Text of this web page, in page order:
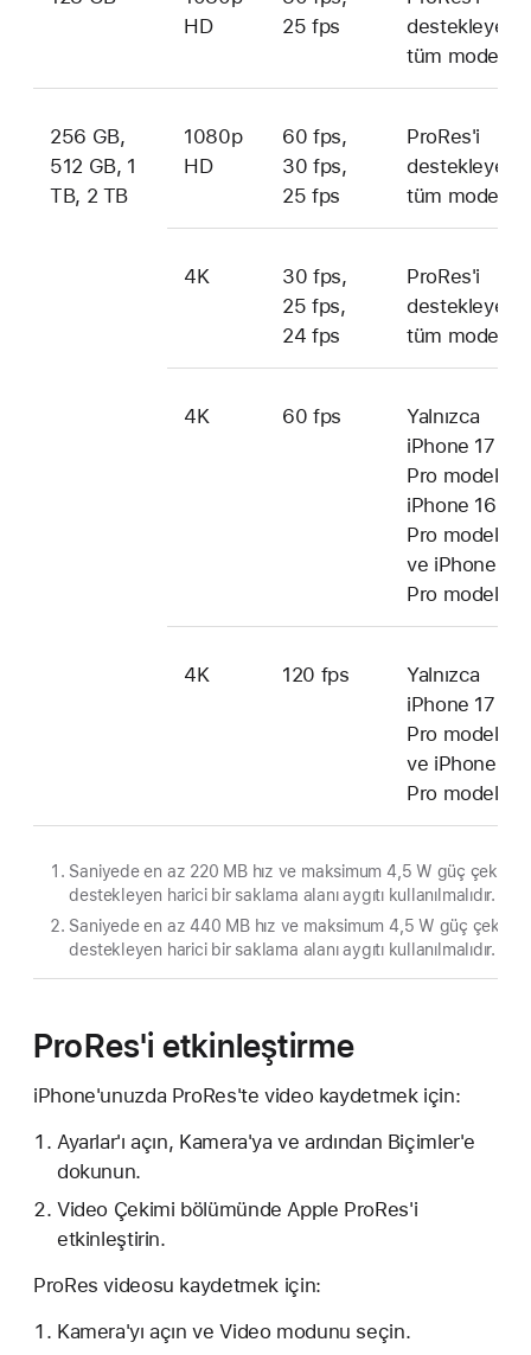
HD
25 fps
destekleyen
tüm modeller
256 GB,
512 GB, 1
TB, 2 TB
1080p
HD
60 fps,
30 fps,
25 fps
ProRes'i
destekleyen
tüm modeller
4K
30 fps,
25 fps,
24 fps
ProRes'i
destekleyen
tüm modeller
4K 60 fps
Yalnızca
iPhone 17
Pro modelleri,
iPhone 16
Pro modelleri
ve iPhone 15
Pro modelleri
4K 120 fps
Yalnızca
iPhone 17
Pro modelleri
ve iPhone 16
Pro modelleri
Saniyede en az 220 MB hız ve maksimum 4,5 W güç çekişini
destekleyen harici bir saklama alanı aygıtı kullanılmalıdır.
Saniyede en az 440 MB hız ve maksimum 4,5 W güç çekişini
destekleyen harici bir saklama alanı aygıtı kullanılmalıdır.
ProRes'i etkinleştirme
iPhone'unuzda ProRes'te video kaydetmek için:
Ayarlar'ı açın, Kamera'ya ve ardından Biçimler'e
dokunun.
Video Çekimi bölümünde Apple ProRes'i
etkinleştirin.
ProRes videosu kaydetmek için:
Kamera'yı açın ve Video modunu seçin.